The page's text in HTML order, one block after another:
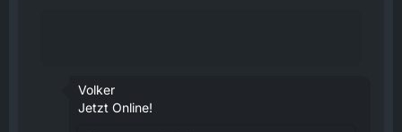
Volker
Jetzt Online!